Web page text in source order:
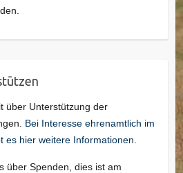
über Unterstützung der
Bei Interesse ehrenamtlich im
es hier weitere Informationen.
über Spenden, dies ist am